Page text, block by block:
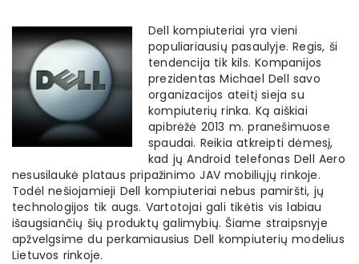
Dell kompiuteriai yra vieni
populiariausių pasaulyje. Regis, ši
tendencija tik kils. Kompanijos
prezidentas Michael Dell savo
organizacijos ateitį sieja su
kompiuterių rinka. Ką aiškiai
apibrėžė 2013 m. pranešimuose
spaudai. Reikia atkreipti dėmesį,
kad jų Android telefonas Dell Aero
nesusilaukė plataus pripažinimo JAV mobiliųjų rinkoje.
Todėl nešiojamieji Dell kompiuteriai nebus pamiršti, jų
technologijos tik augs. Vartotojai gali tikėtis vis labiau
išaugsiančių šių produktų galimybių. Šiame straipsnyje
apžvelgsime du perkamiausius Dell kompiuterių modelius
Lietuvos rinkoje.